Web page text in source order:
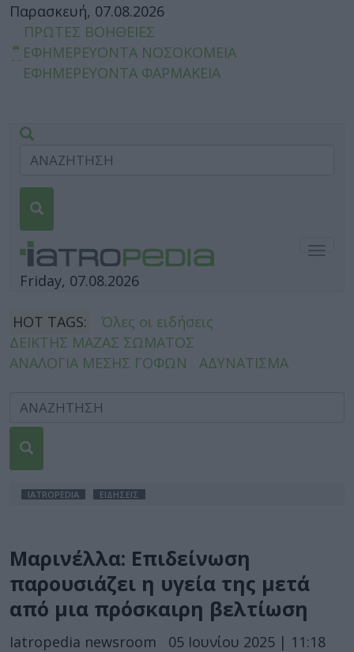
Παρασκευή, 07.08.2026
ΠΡΩΤΕΣ ΒΟΗΘΕΙΕΣ
ΕΦΗΜΕΡΕΥΟΝΤΑ ΝΟΣΟΚΟΜΕΙΑ
ΕΦΗΜΕΡΕΥΟΝΤΑ ΦΑΡΜΑΚΕΙΑ
Friday, 07.08.2026
HOT TAGS:
Όλες οι ειδήσεις
ΔΕΙΚΤΗΣ ΜΑΖΑΣ ΣΩΜΑΤΟΣ
ΑΝΑΛΟΓΙΑ ΜΕΣΗΣ ΓΟΦΩΝ
ΑΔΥΝΑΤΙΣΜΑ
IATROPEDIA ΕΙΔΗΣΕΙΣ
Μαρινέλλα: Επιδείνωση
παρουσιάζει η υγεία της μετά
από μια πρόσκαιρη βελτίωση
Iatropedia newsroom 05 Ιουνίου 2025 | 11:18